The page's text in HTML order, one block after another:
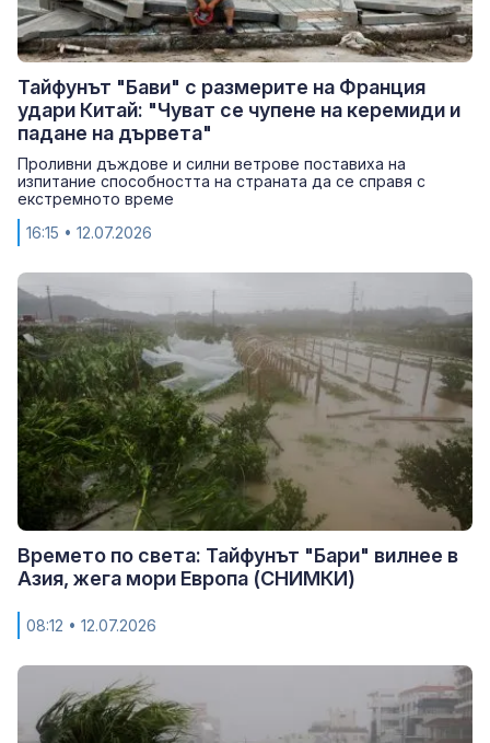
Тайфунът "Бави" с размерите на Франция
удари Китай: "Чуват се чупене на керемиди и
падане на дървета"
Проливни дъждове и силни ветрове поставиха на
изпитание способността на страната да се справя с
екстремното време
16:15 • 12.07.2026
Времето по света: Тайфунът "Бари" вилнее в
Азия, жега мори Европа (СНИМКИ)
08:12 • 12.07.2026